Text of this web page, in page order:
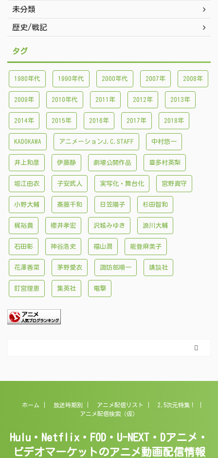
未分類
歴史/戦記
タグ
1980年代 1990年代 2000年代 2007年 2008年
2009年 2010年代 2011年 2012年 2013年
2014年 2015年 2016年 2017年 2018年
KADOKAWA アニメーションJ.C.STAFF 中村悠一
井上和彦 伊藤静 劇場公開作品 喜多村英梨
堀江由衣 子安武人 実写化・舞台化 宮野真守
小野大輔 斎藤千和 日笠陽子 杉田智和
梶裕貴 櫻井孝宏 沢城みゆき 浪川大輔
石田彰 神谷浩史 福山潤 能登麻美子
花澤香菜 茅野愛衣 諏訪部順一 講談社
釘宮理恵 集英社 電撃
ホーム 放送時期別 アニメ配信リスト
2.5次元特集！
アニメ配信検索（仮）
Hulu・Netflix・FOD・U-NEXT・Dアニメ・
ビデオマーケットのアニメ動画配信情報